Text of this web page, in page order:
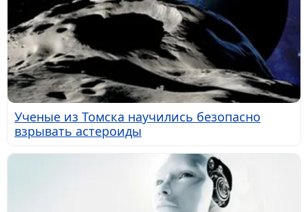
Ученые из Томска научились безопасно
взрывать астероиды